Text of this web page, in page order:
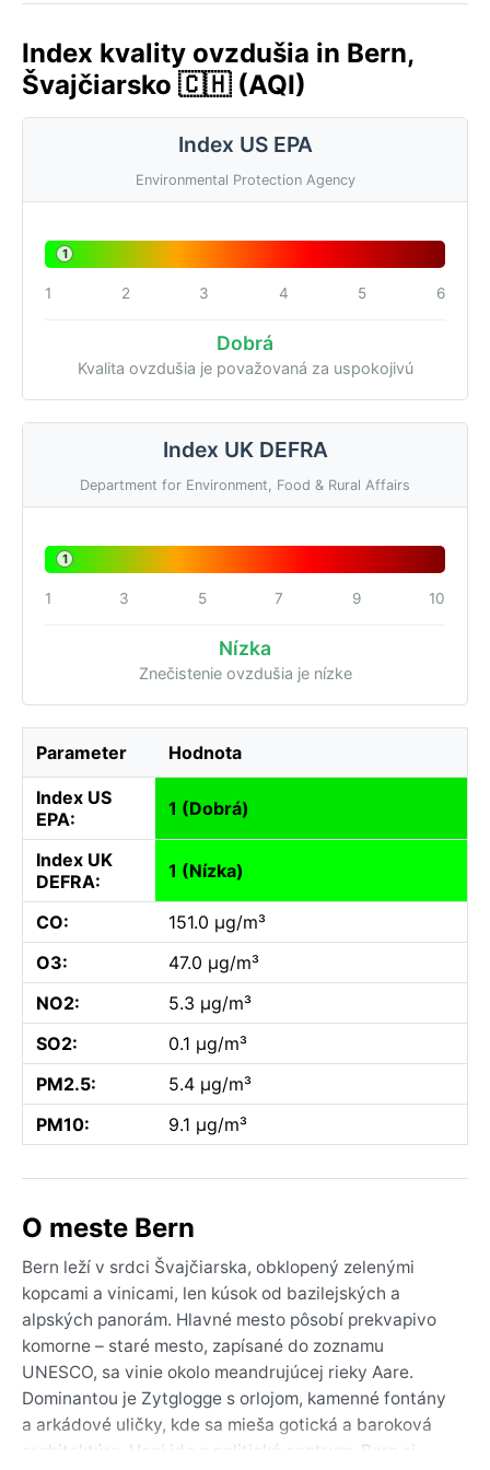
Index kvality ovzdušia in Bern,
Švajčiarsko 🇨🇭 (AQI)
Index US EPA
Environmental Protection Agency
1
1 2 3 4 5 6
Dobrá
Kvalita ovzdušia je považovaná za uspokojivú
Index UK DEFRA
Department for Environment, Food & Rural Affairs
1
1 3 5 7 9 10
Nízka
Znečistenie ovzdušia je nízke
Parameter Hodnota
Index US
EPA:
1 (Dobrá)
Index UK
DEFRA:
1 (Nízka)
CO:
151.0 µg/m³
O3:
47.0 µg/m³
NO2:
5.3 µg/m³
SO2:
0.1 µg/m³
PM2.5:
5.4 µg/m³
PM10:
9.1 µg/m³
O meste Bern
Bern leží v srdci Švajčiarska, obklopený zelenými
kopcami a vinicami, len kúsok od bazilejských a
alpských panorám. Hlavné mesto pôsobí prekvapivo
komorne – staré mesto, zapísané do zoznamu
UNESCO, sa vinie okolo meandrujúcej rieky Aare.
Dominantou je Zytglogge s orlojom, kamenné fontány
a arkádové uličky, kde sa mieša gotická a baroková
architektúra. Hoci ide o politické centrum, Bern si